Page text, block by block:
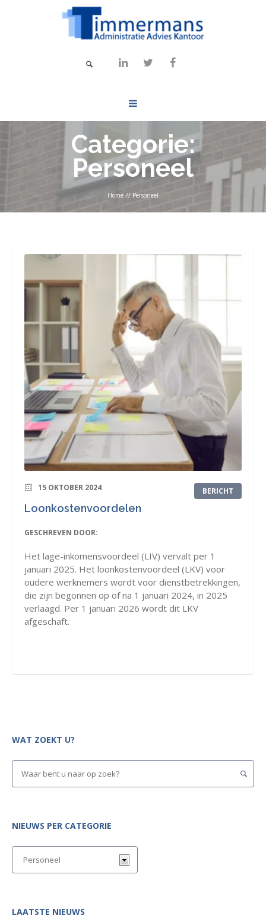
Categorie:
Personeel
Home // Personeel
BERICHT
15 OKTOBER 2024
Loonkostenvoordelen
GESCHREVEN DOOR:
Het lage-inkomensvoordeel (LIV) vervalt per 1
januari 2025. Het loonkostenvoordeel (LKV) voor
oudere werknemers wordt voor dienstbetrekkingen,
die zijn begonnen op of na 1 januari 2024, in 2025
verlaagd. Per 1 januari 2026 wordt dit LKV
afgeschaft.
WAT ZOEKT U?
NIEUWS PER CATEGORIE
LAATSTE NIEUWS